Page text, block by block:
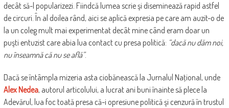
decât să-l popularizezi. Fiindcă lumea scrie şi diseminează rapid astfel
de circuri. În al doilea rând, aici se aplică expresia pe care am auzit-o de
la un coleg mult mai experimentat decât mine când eram doar un
puşti entuzist care abia lua contact cu presa politică: “dacă nu dăm noi,
nu înseamnă că nu se află”.
Dacă se întâmpla mizeria asta ciobănească la Jurnalul Naţional, unde
Alex Nedea, autorul articolului, a lucrat ani buni înainte să plece la
Adevărul, lua foc toată presa că-i opresiune politică şi cenzură în trustul